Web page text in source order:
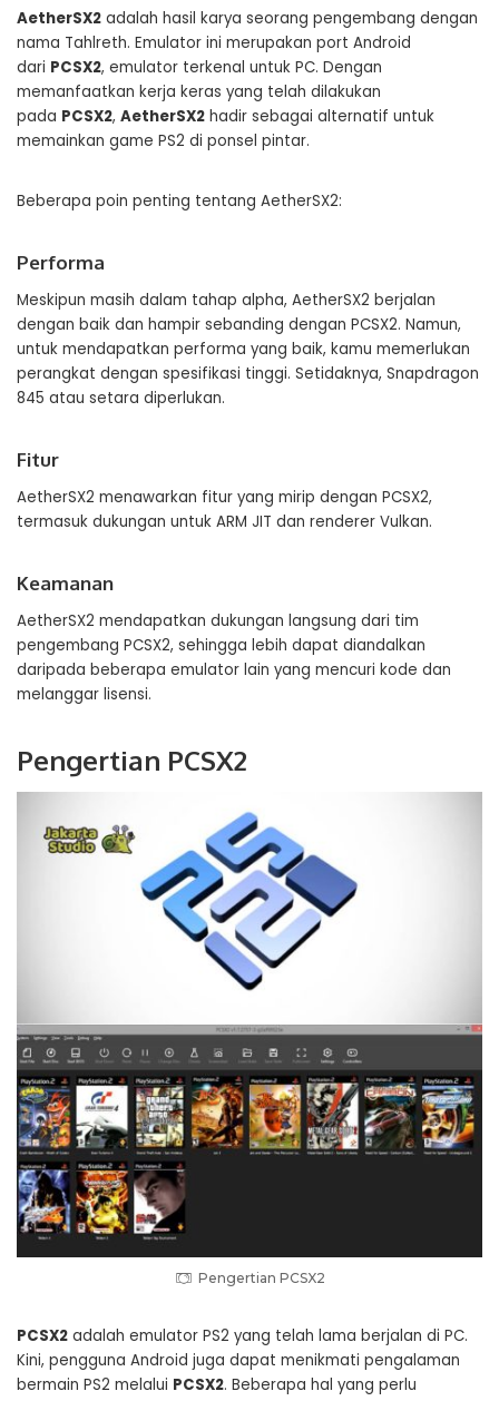
AetherSX2 adalah hasil karya seorang pengembang dengan
nama Tahlreth. Emulator ini merupakan port Android
dari PCSX2, emulator terkenal untuk PC. Dengan
memanfaatkan kerja keras yang telah dilakukan
pada PCSX2, AetherSX2 hadir sebagai alternatif untuk
memainkan game PS2 di ponsel pintar.
Beberapa poin penting tentang AetherSX2:
Performa
Meskipun masih dalam tahap alpha, AetherSX2 berjalan
dengan baik dan hampir sebanding dengan PCSX2. Namun,
untuk mendapatkan performa yang baik, kamu memerlukan
perangkat dengan spesifikasi tinggi. Setidaknya, Snapdragon
845 atau setara diperlukan.
Fitur
AetherSX2 menawarkan fitur yang mirip dengan PCSX2,
termasuk dukungan untuk ARM JIT dan renderer Vulkan.
Keamanan
AetherSX2 mendapatkan dukungan langsung dari tim
pengembang PCSX2, sehingga lebih dapat diandalkan
daripada beberapa emulator lain yang mencuri kode dan
melanggar lisensi.
Pengertian PCSX2
Pengertian PCSX2
PCSX2 adalah emulator PS2 yang telah lama berjalan di PC.
Kini, pengguna Android juga dapat menikmati pengalaman
bermain PS2 melalui PCSX2. Beberapa hal yang perlu